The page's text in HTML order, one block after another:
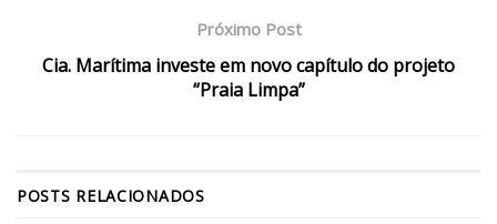
Próximo Post
Cia. Marítima investe em novo capítulo do projeto
“Praia Limpa”
POSTS RELACIONADOS